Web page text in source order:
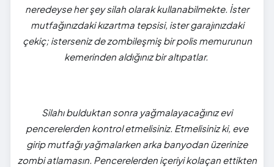
neredeyse her şey silah olarak kullanabilmekte. İster
mutfağınızdaki kızartma tepsisi, ister garajınızdaki
çekiç; isterseniz de zombileşmiş bir polis memurunun
kemerinden aldığınız bir altıpatlar.
Silahı bulduktan sonra yağmalayacağınız evi
pencerelerden kontrol etmelisiniz. Etmelisiniz ki, eve
girip mutfağı yağmalarken arka banyodan üzerinize
zombi atlamasın. Pencerelerden içeriyi kolaçan ettikten